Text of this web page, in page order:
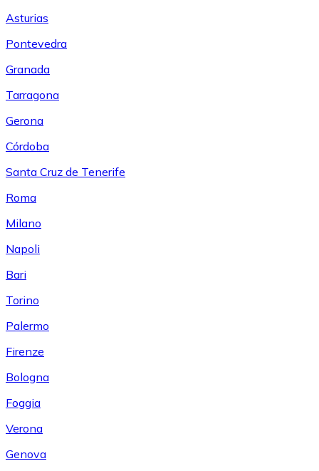
Asturias
Pontevedra
Granada
Tarragona
Gerona
Córdoba
Santa Cruz de Tenerife
Roma
Milano
Napoli
Bari
Torino
Palermo
Firenze
Bologna
Foggia
Verona
Genova